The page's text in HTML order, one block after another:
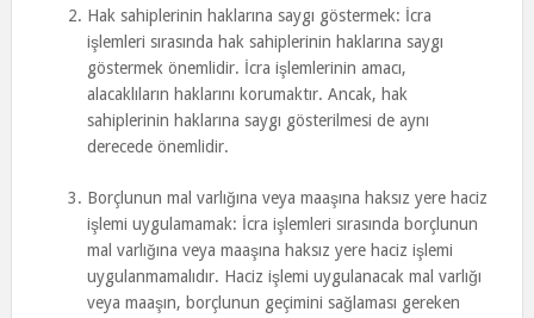
Hak sahiplerinin haklarına saygı göstermek: İcra
işlemleri sırasında hak sahiplerinin haklarına saygı
göstermek önemlidir. İcra işlemlerinin amacı,
alacaklıların haklarını korumaktır. Ancak, hak
sahiplerinin haklarına saygı gösterilmesi de aynı
derecede önemlidir.
Borçlunun mal varlığına veya maaşına haksız yere haciz
işlemi uygulamamak: İcra işlemleri sırasında borçlunun
mal varlığına veya maaşına haksız yere haciz işlemi
uygulanmamalıdır. Haciz işlemi uygulanacak mal varlığı
veya maaşın, borçlunun geçimini sağlaması gereken